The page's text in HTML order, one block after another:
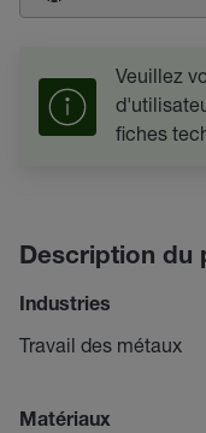
Veuillez
fiches
Description du
Industries
Travail des métaux
Matériaux